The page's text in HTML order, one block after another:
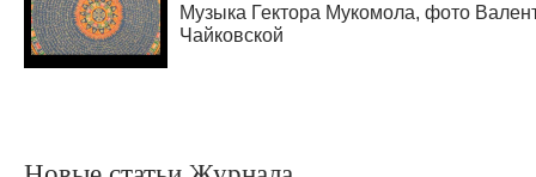
Музыка Гектора Мукомола, фото
Чайковской